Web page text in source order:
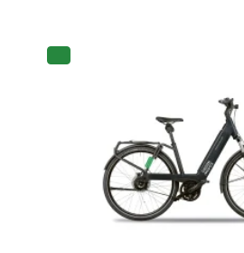
PRODUKT